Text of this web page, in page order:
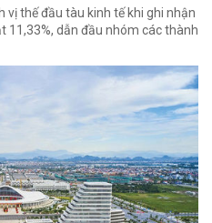
vị thế đầu tàu kinh tế khi ghi nhận
11,33%, dẫn đầu nhóm các thành